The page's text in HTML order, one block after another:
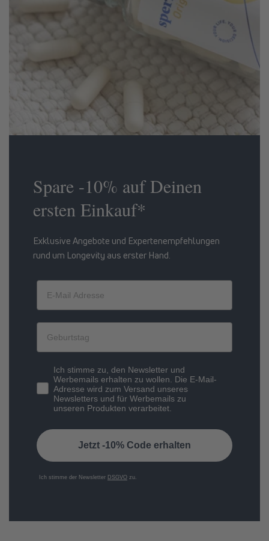
Spare -10% auf Deinen
ersten Einkauf*
Exklusive Angebote und Expertenempfehlungen
rund um Longevity aus erster Hand.
Ich stimme zu, den Newsletter und
Werbemails erhalten zu wollen. Die E-Mail-
Adresse wird zum Versand unseres
Newsletters und für Werbemails zu
unseren Produkten verarbeitet.
Jetzt -10% Code erhalten
Ich stimme der Newsletter DSGVO zu.